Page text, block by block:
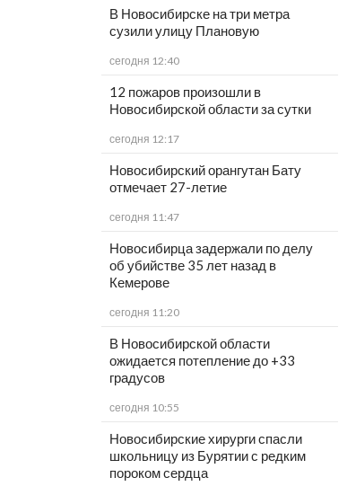
В Новосибирске на три метра
сузили улицу Плановую
сегодня 12:40
12 пожаров произошли в
Новосибирской области за сутки
сегодня 12:17
Новосибирский орангутан Бату
отмечает 27-летие
сегодня 11:47
Новосибирца задержали по делу
об убийстве 35 лет назад в
Кемерове
сегодня 11:20
В Новосибирской области
ожидается потепление до +33
градусов
сегодня 10:55
Новосибирские хирурги спасли
школьницу из Бурятии с редким
пороком сердца